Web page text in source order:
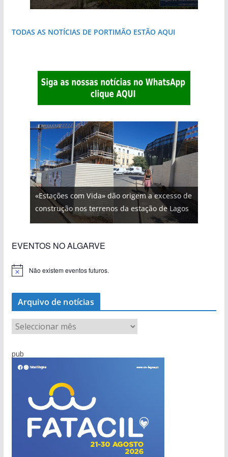
TODAS AS NOTÍCIAS DE PORTIMÃO ESTÃO AQUI
«Estações com Vida» dão origem a excesso de
construção nos terrenos da estação de Lagos
EVENTOS NO ALGARVE
Não existem eventos futuros.
Arquivo de notícias
r
q
pub